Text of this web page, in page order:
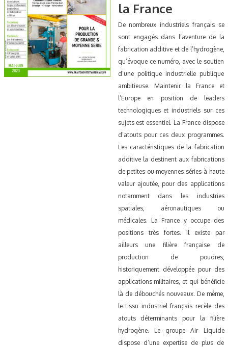
la France
De nombreux industriels français se
sont engagés dans l’aventure de la
fabrication additive et de l’hydrogène,
qu’évoque ce numéro, avec le soutien
d’une politique industrielle publique
ambitieuse. Maintenir la France et
l’Europe en position de leaders
technologiques et industriels sur ces
sujets est essentiel. La France dispose
d’atouts pour ces deux programmes.
Les caractéristiques de la fabrication
additive la destinent aux fabrications
de petites ou moyennes séries à haute
valeur ajoutée, pour des applications
notamment dans les industries
spatiales, aéronautiques ou
médicales. La France y occupe des
positions très fortes. Il existe par
ailleurs une filière française de
production de poudres,
historiquement développée pour des
applications militaires, et qui bénéficie
là de débouchés nouveaux. De même,
le tissu industriel français recèle des
atouts déterminants pour la filière
hydrogène. Le groupe Air Liquide
dispose d’une expertise de plus de